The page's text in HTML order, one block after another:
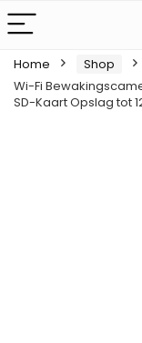
Home Shop
Wi-Fi
SD-Kaart Opslag tot